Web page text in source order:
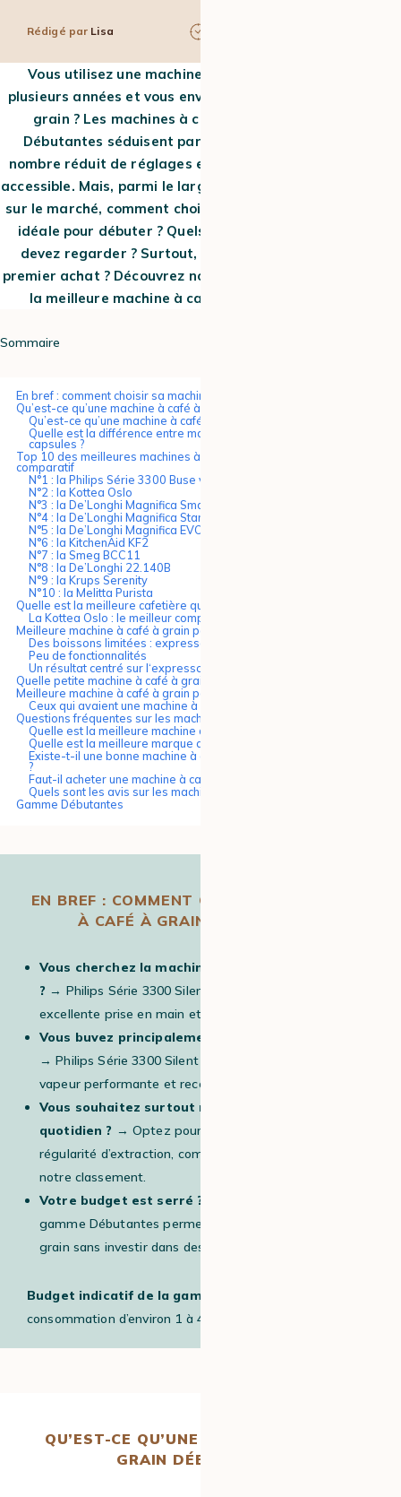
Rédigé par Lisa
Vous utilisez une machine à café à capsules depuis
plusieurs années et vous envisagez de passer au café en
grain ? Les machines à café à grain de la gamme
Débutantes séduisent par leur simplicité d’usage, le
nombre réduit de réglages et un prix généralement très
accessible. Mais, parmi le large choix d’expressos broyeurs
sur le marché, comment choisir la machine à café à grain
idéale pour débuter ? Quels sont les critères que vous
devez regarder ? Surtout, quel budget accorder à ce
premier achat ? Découvrez notre classement et choisissez
la meilleure machine à café pas chère du moment.
Sommaire
En bref : comment choisir sa machine à café à grain Débutante ?
Qu’est-ce qu’une machine à café à grain Débutante ?
Qu’est-ce qu’une machine à café à grain ?
Quelle est la différence entre machine à café à grain et machine à
capsules ?
Top 10 des meilleures machines à café à grain pas chères : notre
comparatif
N°1 : la Philips Série 3300 Buse vapeur
N°2 : la Kottea Oslo
N°3 : la De’Longhi Magnifica Smart
N°4 : la De’Longhi Magnifica Start Pop
N°5 : la De’Longhi Magnifica EVO
N°6 : la KitchenAid KF2
N°7 : la Smeg BCC11
N°8 : la De’Longhi 22.140B
N°9 : la Krups Serenity
N°10 : la Melitta Purista
Quelle est la meilleure cafetière qualité-prix ?
La Kottea Oslo : le meilleur compromis entre prix et performances
Meilleure machine à café à grain pas chère : à quoi s’attendre ?
Des boissons limitées : expresso, cappuccino et café long
Peu de fonctionnalités
Un résultat centré sur l‘expresso
Quelle petite machine à café à grain pas chère choisir ?
Meilleure machine à café à grain pas chère : pour qui ?
Ceux qui avaient une machine à capsules avant
Questions fréquentes sur les machines à café à grain pas chères
Quelle est la meilleure machine à café à grain fiable ?
Quelle est la meilleure marque de machine à café avec broyeur ?
Existe-t-il une bonne machine à café à grain à moins de 200 euros
?
Faut-il acheter une machine à café à grain haut de gamme ?
Quels sont les avis sur les machines à café à grain pas chères ?
Gamme Débutantes
EN BREF : COMMENT CHOISIR SA MACHINE
À CAFÉ À GRAIN DÉBUTANTE ?
Vous cherchez la machine la plus simple à utiliser
? → Philips Série 3300 Silent Brew Buse vapeur (n°1,
excellente prise en main et très bon équilibre global)
Vous buvez principalement des boissons lactées ?
→ Philips Série 3300 Silent Brew Buse vapeur (buse
vapeur performante et recette Iced Coffee en bonus).
Vous souhaitez surtout réussir vos expressos au
quotidien ? → Optez pour une machine privilégiant la
régularité d’extraction, comme les modèles de tête de
notre classement.
Votre budget est serré ?
gamme Débutantes permettent de passer au café en
grain sans investir dans des fonctionnalités avancées.
Budget indicatif de la gamme :
consommation d’environ 1 à 4 cafés par jour.
QU’EST-CE QU’UNE MACHINE À CAFÉ À
GRAIN DÉBUTANTE ?